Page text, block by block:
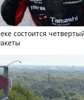
состоится